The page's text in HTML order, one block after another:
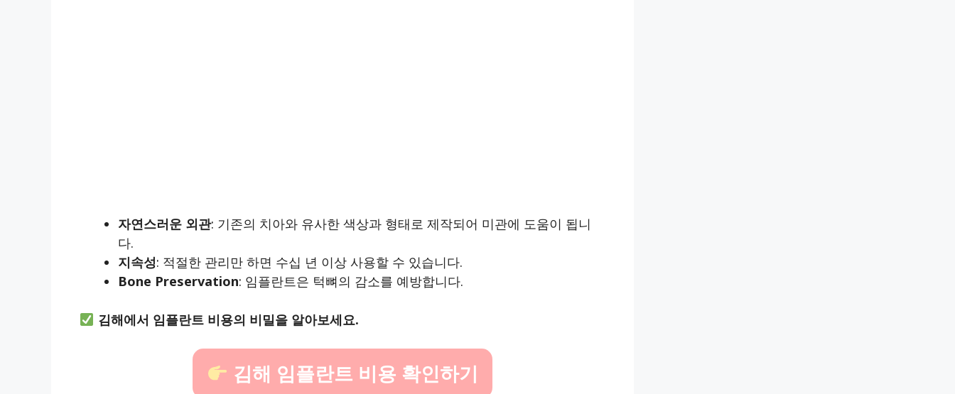
자연스러운 외관: 기존의 치아와 유사한 색상과 형태로 제작되어 미관에 도움이 됩니
다.
지속성: 적절한 관리만 하면 수십 년 이상 사용할 수 있습니다.
Bone Preservation: 임플란트은 턱뼈의 감소를 예방합니다.
김해에서 임플란트 비용의 비밀을 알아보세요.
김해 임플란트 비용 확인하기